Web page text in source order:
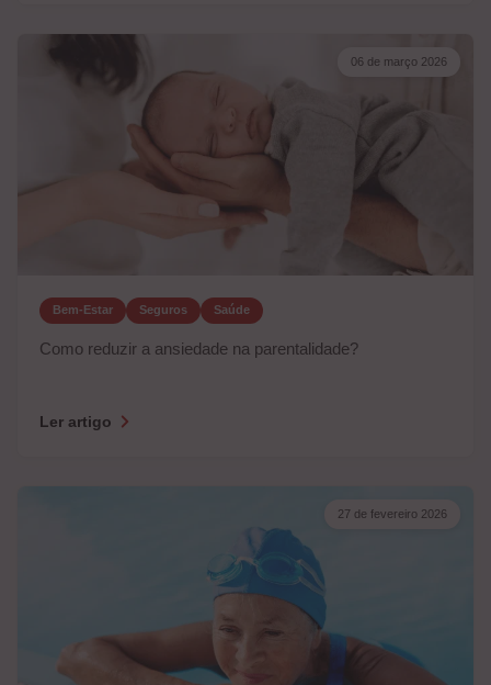
06 de março 2026
Bem-Estar Seguros Saúde
Como reduzir a ansiedade na parentalidade?
Ler artigo
27 de fevereiro 2026